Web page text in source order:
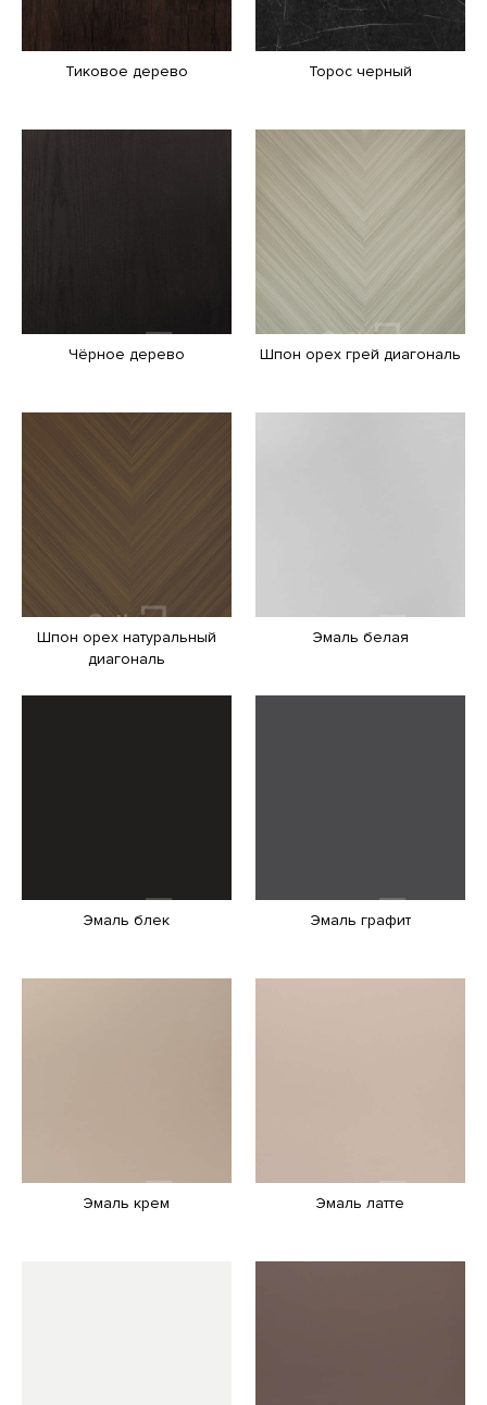
Тиковое дерево Торос черный
Чёрное дерево Шпон орех грей диагональ
Шпон орех натуральный
диагональ
Эмаль белая
Эмаль блек Эмаль графит
Эмаль крем Эмаль латте